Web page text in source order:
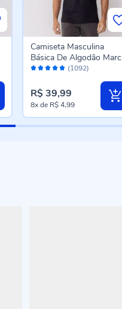
Avaliação: (1092)
Camiseta Masculina
Básica De Algodão Marc
Alain Preto
R$ 39,99
8xde R$ 4,99